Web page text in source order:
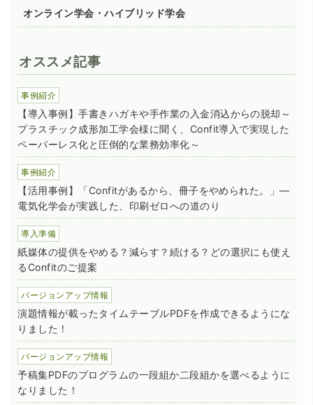
オンライン学会・ハイブリッド学会
オススメ記事
事例紹介
【導入事例】手書きハガキや手作業の入金消込からの脱却～
プラスチック成形加工学会様に聞く、Confit導入で実現した
ペーパーレス化と圧倒的な業務効率化～
事例紹介
【活用事例】「Confitがあるから、冊子をやめられた。」―
電気化学会が実践した、印刷ゼロへの道のり
導入準備
紙媒体の提供をやめる？減らす？続ける？どの選択にも使え
るConfitのご提案
バージョンアップ情報
演題情報が載ったタイムテーブルPDFを作成できるようにな
りました！
バージョンアップ情報
予稿集PDFのプログラムの一段組か二段組かを選べるように
なりました！